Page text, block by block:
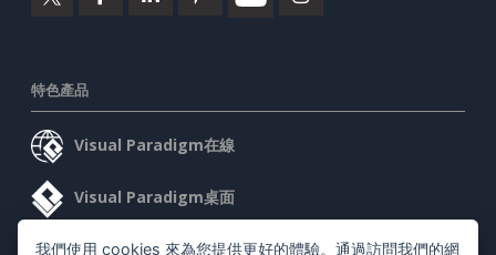
特色產品
Visual Paradigm在線
Visual Paradigm桌面
我們使用 cookies 來為您提供更好的體驗。通過訪問我們的網